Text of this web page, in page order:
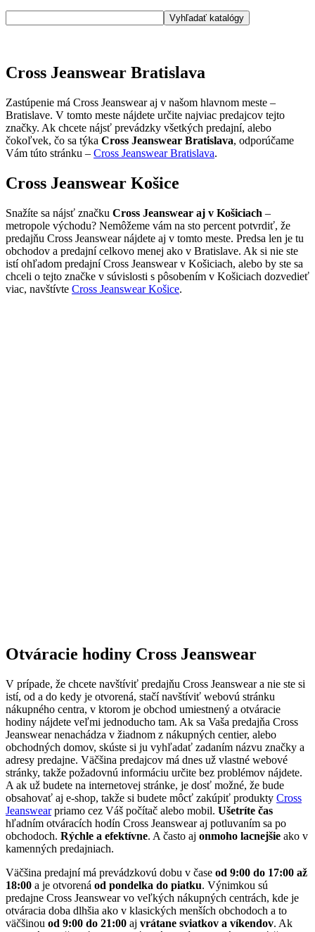
Cross Jeanswear Bratislava
Zastúpenie má Cross Jeanswear aj v našom hlavnom meste –
Bratislave. V tomto meste nájdete určite najviac predajcov tejto
značky. Ak chcete nájsť prevádzky všetkých predajní, alebo
čokoľvek, čo sa týka Cross Jeanswear Bratislava, odporúčame
Vám túto stránku – Cross Jeanswear Bratislava.
Cross Jeanswear Košice
Snažíte sa nájsť značku Cross Jeanswear aj v Košiciach –
metropole východu? Nemôžeme vám na sto percent potvrdiť, že
predajňu Cross Jeanswear nájdete aj v tomto meste. Predsa len je tu
obchodov a predajní celkovo menej ako v Bratislave. Ak si nie ste
istí ohľadom predajní Cross Jeanswear v Košiciach, alebo by ste sa
chceli o tejto značke v súvislosti s pôsobením v Košiciach dozvedieť
viac, navštívte Cross Jeanswear Košice.
Otváracie hodiny Cross Jeanswear
V prípade, že chcete navštíviť predajňu Cross Jeanswear a nie ste si
istí, od a do kedy je otvorená, stačí navštíviť webovú stránku
nákupného centra, v ktorom je obchod umiestnený a otváracie
hodiny nájdete veľmi jednoducho tam. Ak sa Vaša predajňa Cross
Jeanswear nenachádza v žiadnom z nákupných centier, alebo
obchodných domov, skúste si ju vyhľadať zadaním názvu značky a
adresy predajne. Väčšina predajcov má dnes už vlastné webové
stránky, takže požadovnú informáciu určite bez problémov nájdete.
A ak už budete na internetovej stránke, je dosť možné, že bude
obsahovať aj e-shop, takže si budete môcť zakúpiť produkty Cross
Jeanswearpriamo cez Váš počítač alebo mobil. Ušetríte čas
hľadním otváracích hodín Cross Jeanswear aj potluvaním sa po
obchodoch. Rýchle a efektívne. A často aj onmoho lacnejšie ako v
kamenných predajniach.
Väčšina predajní má prevádzkovú dobu v čase od 9:00 do 17:00 až
18:00 a je otvorená od pondelka do piatku. Výnimkou sú
predajne Cross Jeanswear vo veľkých nákupných centrách, kde je
otváracia doba dlhšia ako v klasických menších obchodoch a to
väčšinou od 9:00 do 21:00 aj vrátane sviatkov a víkendov. Ak